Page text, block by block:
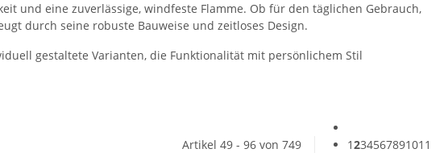
und eine zuverlässige, windfeste Flamme. Ob für den täglichen Gebrauch,
durch seine robuste Bauweise und zeitloses Design.
gestaltete Varianten, die Funktionalität mit persönlichem Stil
Artikel 49 - 96 von 749 1234567891011